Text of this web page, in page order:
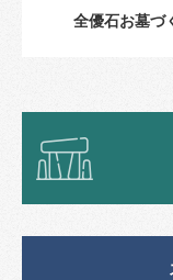
全優石お墓づ